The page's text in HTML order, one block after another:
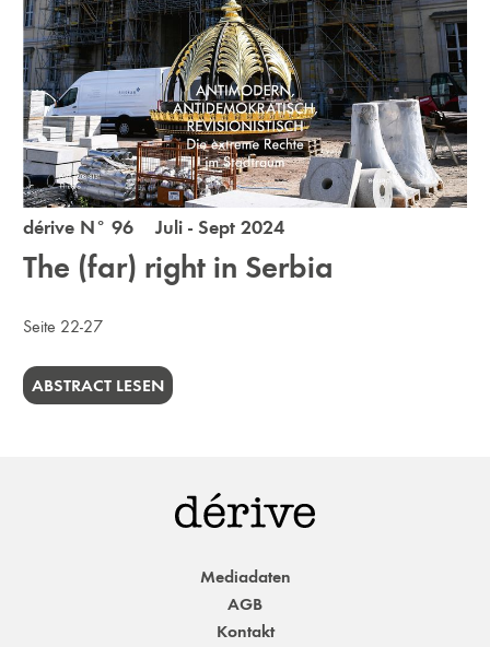
dérive N° 96 Juli - Sept 2024
The (far) right in Serbia
Seite 22-27
ABSTRACT LESEN
Mediadaten
AGB
Kontakt